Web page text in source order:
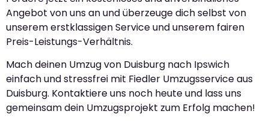
Angebot von uns an und überzeuge dich selbst von
unserem erstklassigen Service und unserem fairen
Preis-Leistungs-Verhältnis.
Mach deinen Umzug von Duisburg nach Ipswich
einfach und stressfrei mit Fiedler Umzugsservice aus
Duisburg. Kontaktiere uns noch heute und lass uns
gemeinsam dein Umzugsprojekt zum Erfolg machen!